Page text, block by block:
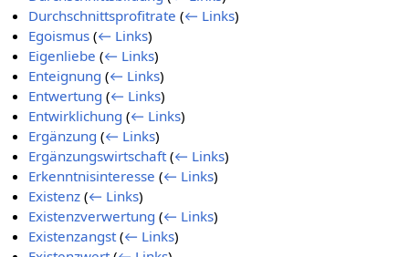
Durchschnittsprofitrate (← Links)
Egoismus (← Links)
Eigenliebe (← Links)
Enteignung (← Links)
Entwertung (← Links)
Entwirklichung (← Links)
Ergänzung (← Links)
Ergänzungswirtschaft (← Links)
Erkenntnisinteresse (← Links)
Existenz (← Links)
Existenzverwertung (← Links)
Existenzangst (← Links)